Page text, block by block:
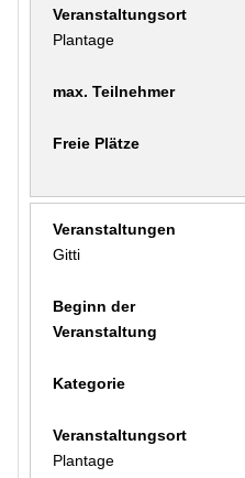
Plantage
Gitti
Plantage